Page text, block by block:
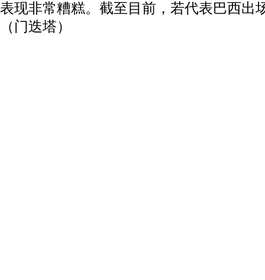
表现非常糟糕。截至目前，若代表巴西出
（门迭塔）